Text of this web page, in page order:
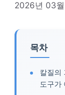
2026년 03
목차
칼질의
도구가